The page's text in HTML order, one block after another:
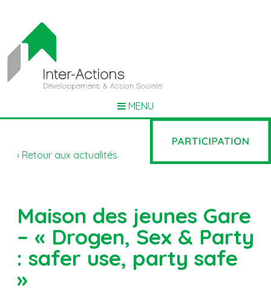
MENU
‹ Retour aux actualités
Maison des jeunes Gare
– « Drogen, Sex & Party
: safer use, party safe
»